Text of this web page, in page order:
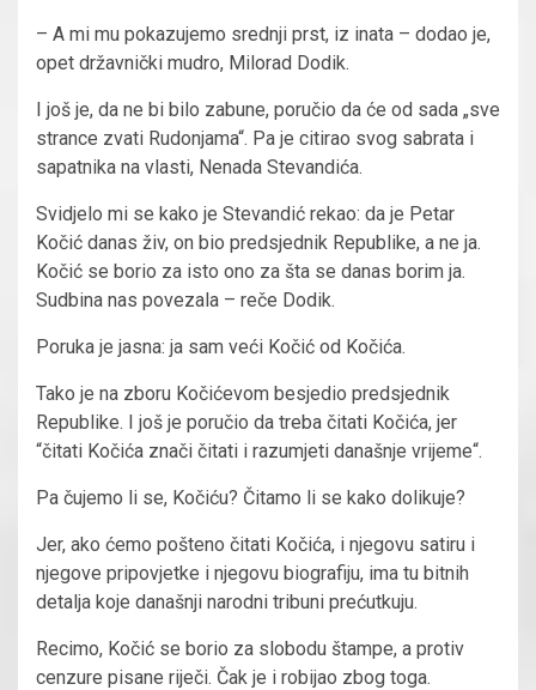
– A mi mu pokazujemo srednji prst, iz inata – dodao je,
opet državnički mudro, Milorad Dodik.
I još je, da ne bi bilo zabune, poručio da će od sada „sve
strance zvati Rudonjama“. Pa je citirao svog sabrata i
sapatnika na vlasti, Nenada Stevandića.
Svidjelo mi se kako je Stevandić rekao: da je Petar
Kočić danas živ, on bio predsjednik Republike, a ne ja.
Kočić se borio za isto ono za šta se danas borim ja.
Sudbina nas povezala – reče Dodik.
Poruka je jasna: ja sam veći Kočić od Kočića.
Tako je na zboru Kočićevom besjedio predsjednik
Republike. I još je poručio da treba čitati Kočića, jer
“čitati Kočića znači čitati i razumjeti današnje vrijeme“.
Pa čujemo li se, Kočiću? Čitamo li se kako dolikuje?
Jer, ako ćemo pošteno čitati Kočića, i njegovu satiru i
njegove pripovjetke i njegovu biografiju, ima tu bitnih
detalja koje današnji narodni tribuni prećutkuju.
Recimo, Kočić se borio za slobodu štampe, a protiv
cenzure pisane riječi. Čak je i robijao zbog toga.